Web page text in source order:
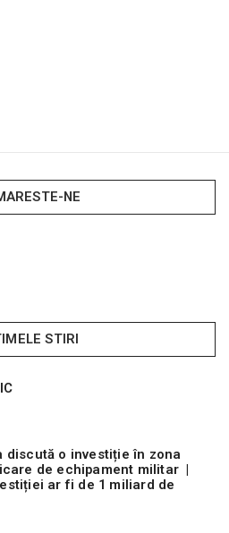
NE
STIRI
discută o investiție în zona
de echipament militar |
ar fi de 1 miliard de